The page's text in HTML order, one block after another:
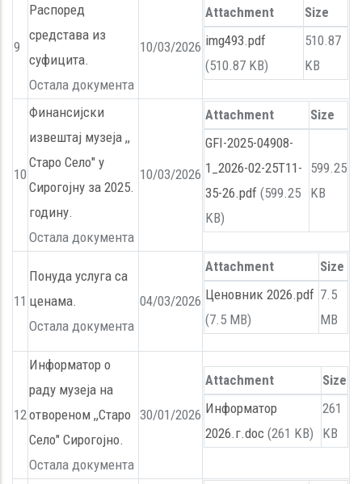
9
Распоред
средстава из
суфицита.
Остала документа
10/03/2026
Attachment
Size
img493.pdf
(510.87 KB)
510.87
KB
10
Финансијски
извештај музеја ,,
Старо Село" у
Сирогојну за 2025.
годину.
Остала документа
10/03/2026
Attachment
Size
GFI-2025-04908-
1_2026-02-25T11-
35-26.pdf (599.25
KB)
599.25
KB
11
Понуда услуга са
ценама.
Остала документа
04/03/2026
Attachment
Size
Ценовник 2026.pdf
(7.5 MB)
7.5
MB
12
Информатор о
раду музеја на
отвореном ,,Старо
Село" Сирогојно.
Остала документа
30/01/2026
Attachment
Size
Информатор
2026.г.doc (261 KB)
261
KB